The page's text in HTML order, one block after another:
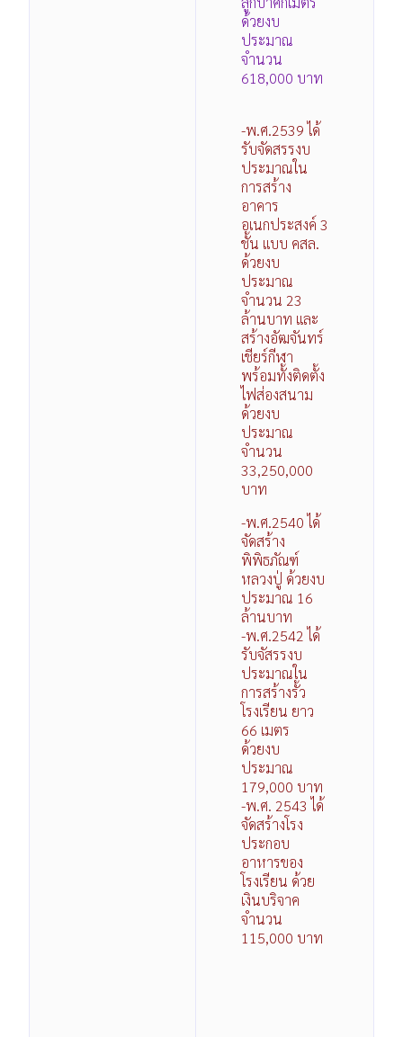
ด้วยงบ
ประมาณ
จำนวน
618,000 บาท
-พ.ศ.2539 ได้
รับจัดสรรงบ
ประมาณใน
การสร้าง
อาคาร
อเนกประสงค์ 3
ชั้น แบบ คสล.
ด้วยงบ
ประมาณ
จำนวน 23
ล้านบาท และ
สร้างอัฒจันทร์
เชียร์กีฬา
พร้อมทั้งติดตั้ง
ไฟส่องสนาม
ด้วยงบ
ประมาณ
จำนวน
33,250,000
บาท
-พ.ศ.2540 ได้
จัดสร้าง
พิพิธภัณฑ์
หลวงปู่ ด้วยงบ
ประมาณ 16
ล้านบาท
-พ.ศ.2542 ได้
รับจัสรรงบ
ประมาณใน
การสร้างรั้ว
โรงเรียน ยาว
66 เมตร
ด้วยงบ
ประมาณ
179,000 บาท
-พ.ศ. 2543 ได้
จัดสร้างโรง
ประกอบ
อาหารของ
โรงเรียน ด้วย
เงินบริจาค
จำนวน
115,000 บาท